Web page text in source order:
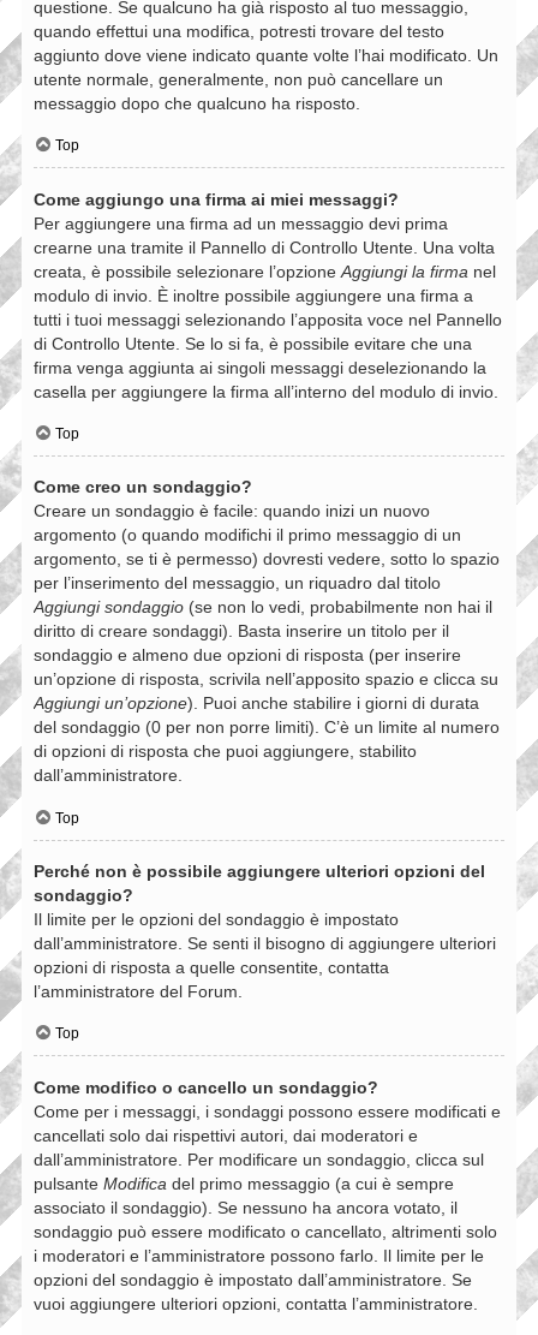
questione. Se qualcuno ha già risposto al tuo messaggio,
quando effettui una modifica, potresti trovare del testo
aggiunto dove viene indicato quante volte l’hai modificato. Un
utente normale, generalmente, non può cancellare un
messaggio dopo che qualcuno ha risposto.
Top
Come aggiungo una firma ai miei messaggi?
Per aggiungere una firma ad un messaggio devi prima
crearne una tramite il Pannello di Controllo Utente. Una volta
creata, è possibile selezionare l’opzione Aggiungi la firma nel
modulo di invio. È inoltre possibile aggiungere una firma a
tutti i tuoi messaggi selezionando l’apposita voce nel Pannello
di Controllo Utente. Se lo si fa, è possibile evitare che una
firma venga aggiunta ai singoli messaggi deselezionando la
casella per aggiungere la firma all’interno del modulo di invio.
Top
Come creo un sondaggio?
Creare un sondaggio è facile: quando inizi un nuovo
argomento (o quando modifichi il primo messaggio di un
argomento, se ti è permesso) dovresti vedere, sotto lo spazio
per l’inserimento del messaggio, un riquadro dal titolo
Aggiungi sondaggio (se non lo vedi, probabilmente non hai il
diritto di creare sondaggi). Basta inserire un titolo per il
sondaggio e almeno due opzioni di risposta (per inserire
un’opzione di risposta, scrivila nell’apposito spazio e clicca su
Aggiungi un’opzione). Puoi anche stabilire i giorni di durata
del sondaggio (0 per non porre limiti). C’è un limite al numero
di opzioni di risposta che puoi aggiungere, stabilito
dall’amministratore.
Top
Perché non è possibile aggiungere ulteriori opzioni del
sondaggio?
Il limite per le opzioni del sondaggio è impostato
dall’amministratore. Se senti il bisogno di aggiungere ulteriori
opzioni di risposta a quelle consentite, contatta
l’amministratore del Forum.
Top
Come modifico o cancello un sondaggio?
Come per i messaggi, i sondaggi possono essere modificati e
cancellati solo dai rispettivi autori, dai moderatori e
dall’amministratore. Per modificare un sondaggio, clicca sul
pulsante Modifica del primo messaggio (a cui è sempre
associato il sondaggio). Se nessuno ha ancora votato, il
sondaggio può essere modificato o cancellato, altrimenti solo
i moderatori e l’amministratore possono farlo. Il limite per le
opzioni del sondaggio è impostato dall’amministratore. Se
vuoi aggiungere ulteriori opzioni, contatta l’amministratore.